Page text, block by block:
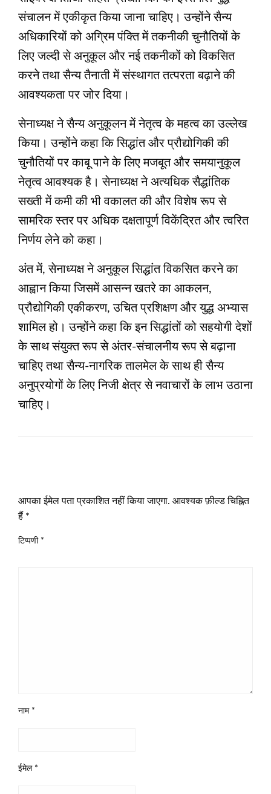
संचालन में एकीकृत किया जाना चाहिए। उन्होंने सैन्य
अधिकारियों को अग्रिम पंक्ति में तकनीकी चुनौतियों के
लिए जल्दी से अनुकूल और नई तकनीकों को विकसित
करने तथा सैन्‍य तैनाती में संस्थागत तत्‍परता बढ़ाने की
आवश्यकता पर जोर दिया।
सेनाध्‍यक्ष ने सैन्‍य अनुकूलन में नेतृत्व के महत्व का उल्‍लेख
किया। उन्‍होंने कहा कि सिद्धांत और प्रौद्योगिकी की
चुनौतियों पर काबू पाने के लिए मजबूत और समयानुकूल
नेतृत्व आवश्यक है। सेनाध्‍यक्ष ने अत्यधिक सैद्धांतिक
सख्‍ती में कमी की भी वकालत की और विशेष रूप से
सामरिक स्तर पर अधिक दक्षतापूर्ण विकेंद्रित और त्‍वरित
निर्णय लेने को कहा।
अंत में, सेनाध्‍यक्ष ने अनुकूल सिद्धांत विकसित करने का
आह्वान किया जिसमें आसन्‍न खतरे का आकलन,
प्रौद्योगिकी एकीकरण, उचित प्रशिक्षण और युद्ध अभ्यास
शामिल हो। उन्‍होंने कहा कि इन सिद्धांतों को सहयोगी देशों
के साथ संयुक्‍त रूप से अंतर-संचालनीय रूप से बढ़ाना
चाहिए तथा सैन्य-नागरिक तालमेल के साथ ही सैन्य
अनुप्रयोगों के लिए निजी क्षेत्र से नवाचारों के लाभ उठाना
चाहिए।
आपका ईमेल पता प्रकाशित नहीं किया जाएगा. आवश्यक फ़ील्ड चिह्नित
हैं *
टिप्पणी *
नाम *
ईमेल *